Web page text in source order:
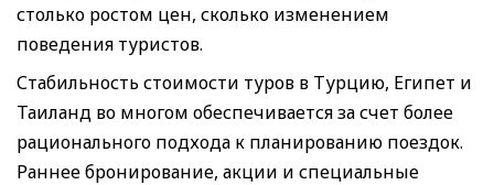
столько ростом цен, сколько изменением
поведения туристов.
Стабильность стоимости туров в Турцию, Египет и
Таиланд во многом обеспечивается за счет более
рационального подхода к планированию поездок.
Раннее бронирование, акции и специальные